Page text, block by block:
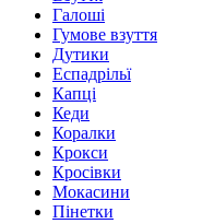
Галоші
Гумове взуття
Дутики
Еспадрільї
Капці
Кеди
Коралки
Крокси
Кросівки
Мокасини
Пінетки